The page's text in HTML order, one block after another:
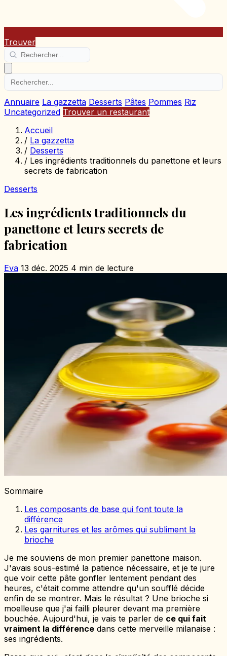
Trouver
Annuaire La gazzetta Desserts Pâtes Pommes Riz
Uncategorized Trouver un restaurant
Accueil
/ La gazzetta
/ Desserts
/ Les ingrédients traditionnels du panettone et leurs
secrets de fabrication
Desserts
Les ingrédients traditionnels du
panettone et leurs secrets de
fabrication
Eva 13 déc. 2025 4 min de lecture
Sommaire
Les composants de base qui font toute la
différence
Les garnitures et les arômes qui subliment la
brioche
Je me souviens de mon premier panettone maison.
J'avais sous-estimé la patience nécessaire, et je te jure
que voir cette pâte gonfler lentement pendant des
heures, c'était comme attendre qu'un soufflé décide
enfin de se montrer. Mais le résultat ? Une brioche si
moelleuse que j'ai failli pleurer devant ma première
bouchée. Aujourd'hui, je vais te parler de ce qui fait
vraiment la différence dans cette merveille milanaise :
ses ingrédients.